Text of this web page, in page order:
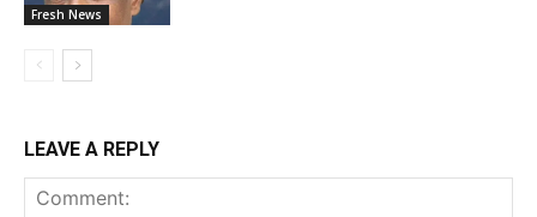
Fresh News
LEAVE A REPLY